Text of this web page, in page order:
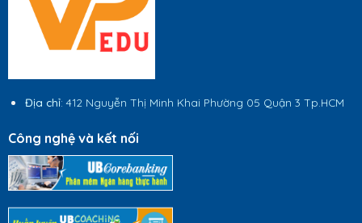
Địa chỉ: 412 Nguyễn Thị Minh Khai Phường 05 Quận 3 Tp.HCM
Công nghệ và kết nối